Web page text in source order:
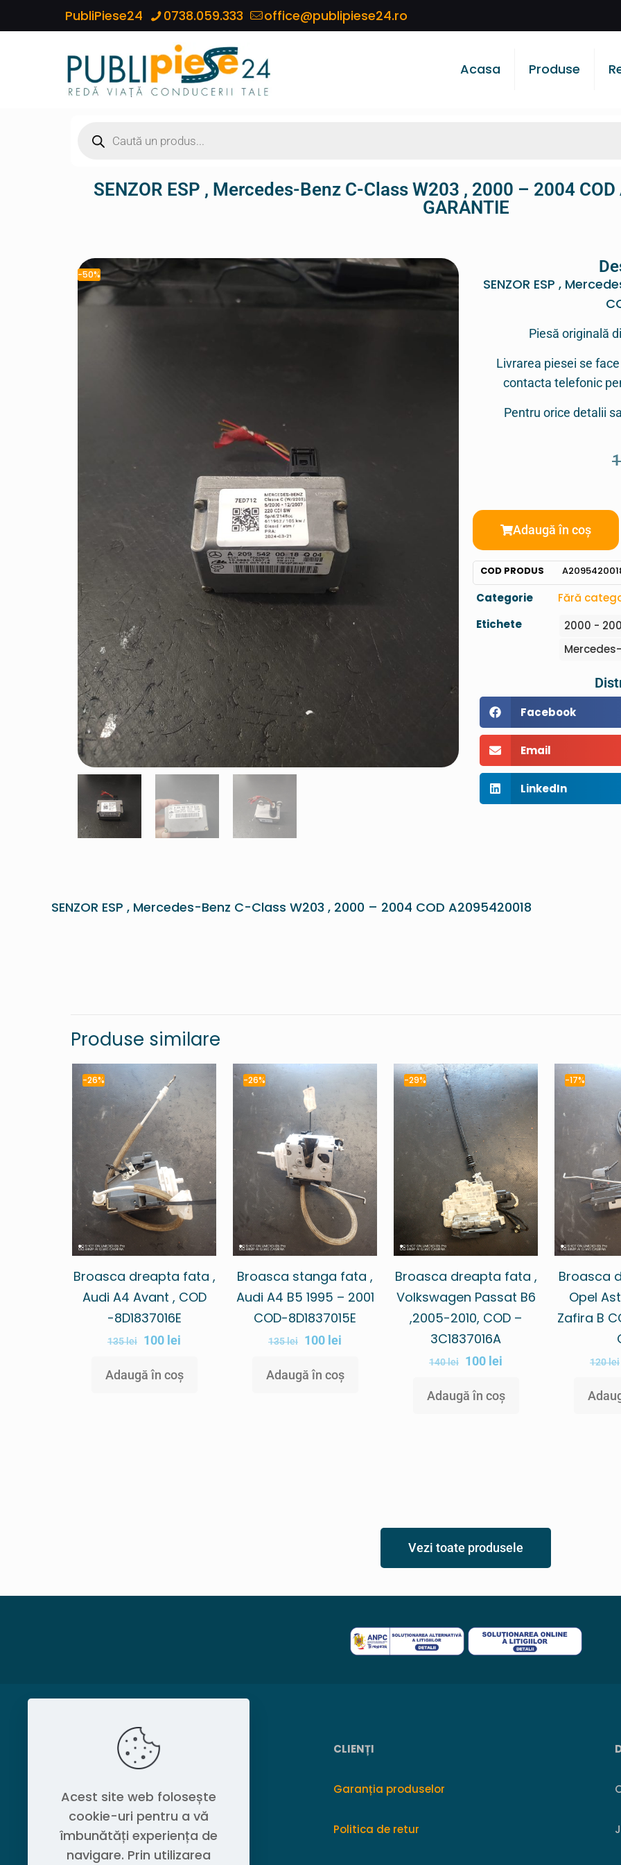
PubliPiese24 0738.059.333 office@publipiese24.ro
Acasa Produse
SENZOR ESP , Mercedes-Benz C-Class W203 , 2000 – 2004
GARANTIE
-50%
SENZOR ESP ,
Piesă originală
Livrarea piesei se
contacta telefonic
Pentru orice detalii
Adaugă în coș
COD PRODUS
Categorie
Fără
Etichete
2000 -
Facebook
Email
LinkedIn
SENZOR ESP , Mercedes-Benz C-Class W203 , 2000 – 2004 COD A2095420018
Produse similare
-26%
Broasca dreapta fata ,
Audi A4 Avant , COD
-8D1837016E
135lei 100 lei
Adaugă în coș
-26%
Broasca stanga fata ,
Audi A4 B5 1995 – 2001
COD-8D1837015E
135lei 100 lei
Adaugă în coș
-29%
Broasca dreapta fata ,
Volkswagen Passat B6
,2005-2010, COD –
3C1837016A
140lei 100 lei
Adaugă în coș
-17%
Broasca
Opel
Zafira B
120lei
Vezi toate produsele
Politica de confidențialitate
Contact OEM LOGISTIC DPG
CLIENȚI
Garanția produselor
Politica de retur
Acest site web folosește
cookie-uri pentru a vă
îmbunătăți experiența de
navigare. Prin utilizarea